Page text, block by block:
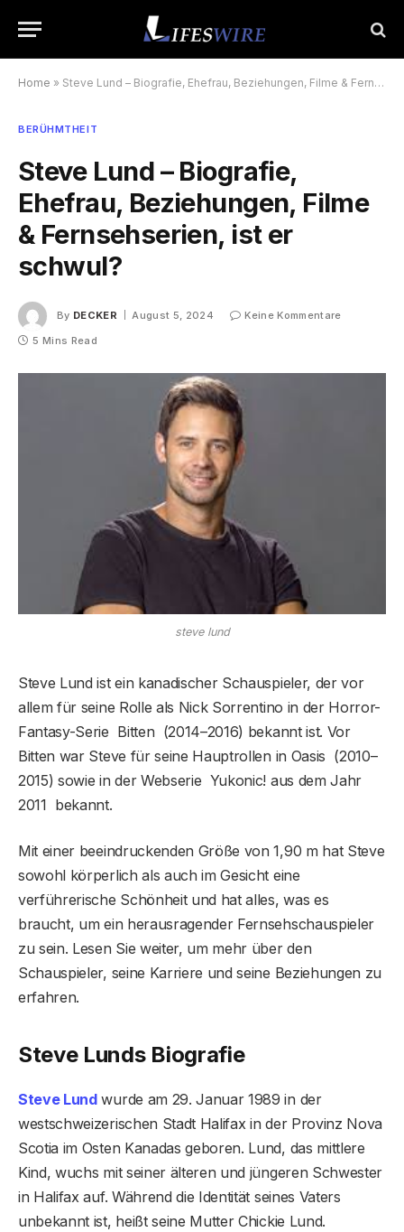
Home » Steve Lund – Biografie, Ehefrau, Beziehungen, Filme & Fernsehserien, ist er schwul?
BERÜHMTHEIT
Steve Lund – Biografie,
Ehefrau, Beziehungen, Filme
& Fernsehserien, ist er
schwul?
By DECKER August 5, 2024
Keine Kommentare
5 Mins Read
steve lund
Steve Lund ist ein kanadischer Schauspieler, der vor
allem für seine Rolle als Nick Sorrentino in der Horror-
Fantasy-Serie Bitten (2014–2016) bekannt ist. Vor
Bitten war Steve für seine Hauptrollen in Oasis (2010–
2015) sowie in der Webserie Yukonic! aus dem Jahr
2011 bekannt.
Mit einer beeindruckenden Größe von 1,90 m hat Steve
sowohl körperlich als auch im Gesicht eine
verführerische Schönheit und hat alles, was es
braucht, um ein herausragender Fernsehschauspieler
zu sein. Lesen Sie weiter, um mehr über den
Schauspieler, seine Karriere und seine Beziehungen zu
erfahren.
Steve Lunds Biografie
Steve Lundwurde am 29. Januar 1989 in der
westschweizerischen Stadt Halifax in der Provinz Nova
Scotia im Osten Kanadas geboren. Lund, das mittlere
Kind, wuchs mit seiner älteren und jüngeren Schwester
in Halifax auf. Während die Identität seines Vaters
unbekannt ist, heißt seine Mutter Chickie Lund.